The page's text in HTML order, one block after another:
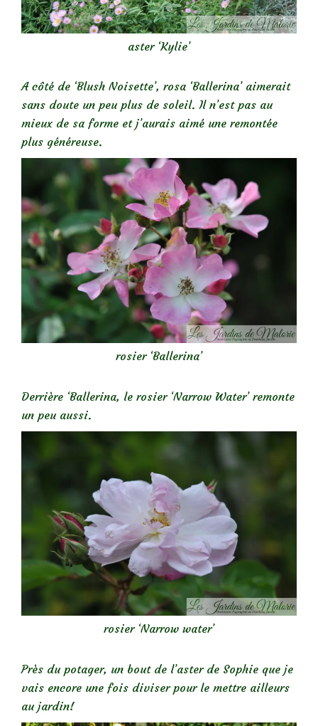
aster ‘Kylie’
A côté de ‘Blush Noisette’, rosa ‘Ballerina’ aimerait
sans doute un peu plus de soleil. Il n’est pas au
mieux de sa forme et j’aurais aimé une remontée
plus généreuse.
rosier ‘Ballerina’
Derrière ‘Ballerina, le rosier ‘Narrow Water’ remonte
un peu aussi.
rosier ‘Narrow water’
Près du potager, un bout de l’aster de Sophie que je
vais encore une fois diviser pour le mettre ailleurs
au jardin!